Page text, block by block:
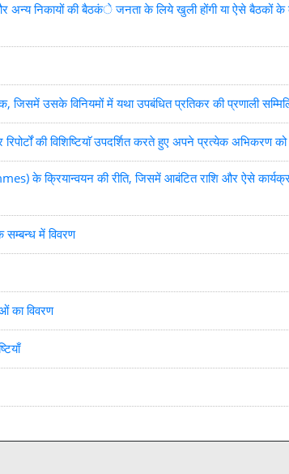
और अन्य निकायों की बैठकंे जनता के लिये खुली होंगी या ऐसे बैठकों के
जिसमें उसके विनियमों में यथा उपबंधित प्रतिकर की प्रणाली
की विशिष्टियाॅ उपदर्शित करते हुए अपने प्रत्येक अभिकरण
के क्रियान्वयन की रीति, जिसमें आबंटित राशि और ऐसे
सम्बन्ध में विवरण
का विवरण